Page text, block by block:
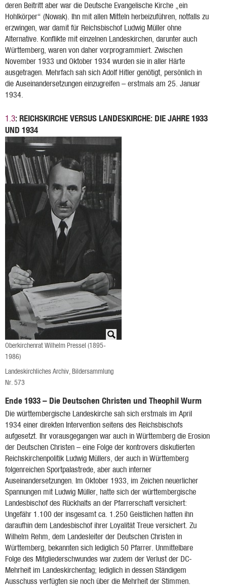
deren Beitritt aber war die Deutsche Evangelische Kirche „ein
Hohlkörper“ (Nowak). Ihn mit allen Mitteln herbeizuführen, notfalls zu
erzwingen, war damit für Reichsbischof Ludwig Müller ohne
Alternative. Konflikte mit einzelnen Landeskirchen, darunter auch
Württemberg, waren von daher vorprogrammiert. Zwischen
November 1933 und Oktober 1934 wurden sie in aller Härte
ausgetragen. Mehrfach sah sich Adolf Hitler genötigt, persönlich in
die Auseinandersetzungen einzugreifen – erstmals am 25. Januar
1934.
1.3: REICHSKIRCHE VERSUS LANDESKIRCHE: DIE JAHRE 1933
UND 1934
Oberkirchenrat Wilhelm Pressel (1895-
1986)
Landeskirchliches Archiv, Bildersammlung
Nr. 573
Ende 1933 – Die Deutschen Christen und Theophil Wurm
Die württembergische Landeskirche sah sich erstmals im April
1934 einer direkten Intervention seitens des Reichsbischofs
aufgesetzt. Ihr vorausgegangen war auch in Württemberg die Erosion
der Deutschen Christen – eine Folge der kontrovers diskutierten
Reichskirchenpolitik Ludwig Müllers, der auch in Württemberg
folgenreichen Sportpalastrede, aber auch interner
Auseinandersetzungen. Im Oktober 1933, im Zeichen neuerlicher
Spannungen mit Ludwig Müller, hatte sich der württembergische
Landesbischof des Rückhalts an der Pfarrerschaft versichert:
Ungefähr 1.100 der insgesamt ca. 1.250 Geistlichen hatten ihn
daraufhin dem Landesbischof ihrer Loyalität Treue versichert. Zu
Wilhelm Rehm, dem Landesleiter der Deutschen Christen in
Württemberg, bekannten sich lediglich 50 Pfarrer. Unmittelbare
Folge des Mitgliederschwundes war zudem der Verlust der DC-
Mehrheit im Landeskirchentag; lediglich in dessen Ständigem
Ausschuss verfügten sie noch über die Mehrheit der Stimmen.